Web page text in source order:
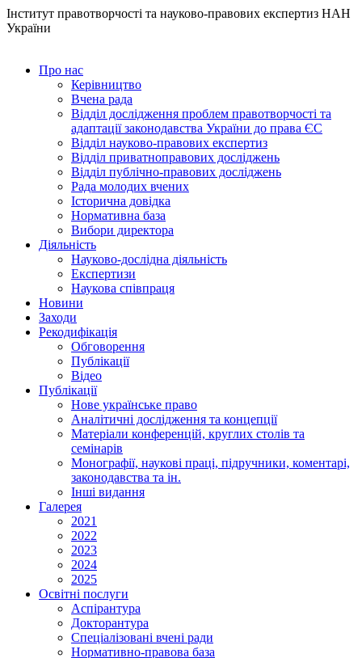
Інститут правотворчості та науково-правових експертиз НАН
України
Про нас
Керівництво
Вчена рада
Відділ дослідження проблем правотворчості та
адаптації законодавства України до права ЄС
Відділ науково-правових експертиз
Відділ приватноправових досліджень
Відділ публічно-правових досліджень
Рада молодих вчених
Історична довідка
Нормативна база
Вибори директора
Діяльність
Науково-дослідна діяльність
Експертизи
Наукова співпраця
Новини
Заходи
Рекодифікація
Обговорення
Публікації
Відео
Публікації
Нове українське право
Аналітичні дослідження та концепції
Матеріали конференцій, круглих столів та
семінарів
Монографії, наукові праці, підручники, коментарі,
законодавства та ін.
Інші видання
Галерея
2021
2022
2023
2024
2025
Освітні послуги
Аспірантура
Докторантура
Спеціалізовані вчені ради
Нормативно-правова база